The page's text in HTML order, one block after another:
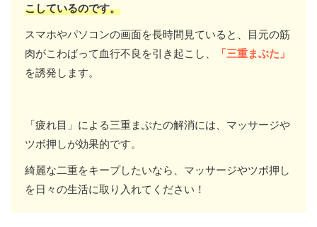
こしているのです。
スマホやパソコンの画面を長時間見ていると、目元の筋
肉がこわばって血行不良を引き起こし、
「三重まぶた」
を誘発します。
「疲れ目」による三重まぶたの解消には、マッサージや
ツボ押しが効果的です。
綺麗な二重をキープしたいなら、マッサージやツボ押し
を日々の生活に取り入れてください！